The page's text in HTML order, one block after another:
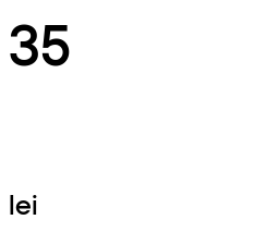
35
lei